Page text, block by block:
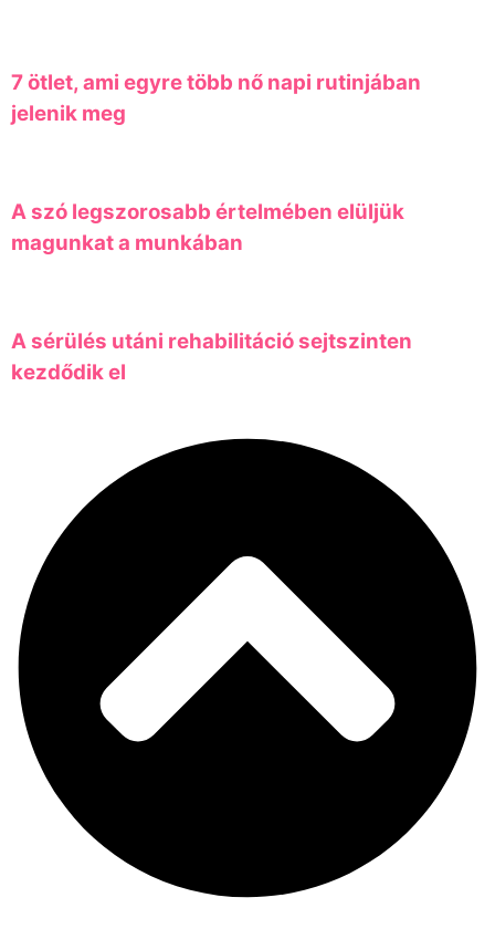
7 ötlet, ami egyre több nő napi rutinjában
jelenik meg
A szó legszorosabb értelmében elüljük
magunkat a munkában
A sérülés utáni rehabilitáció sejtszinten
kezdődik el